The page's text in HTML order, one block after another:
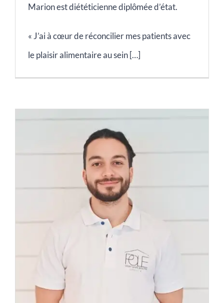
Marion est diététicienne diplômée d’état.
« J’ai à cœur de réconcilier mes patients avec
le plaisir alimentaire au sein […]